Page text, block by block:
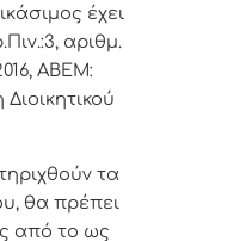
έχει
αριθμ.
ΑΒΕΜ:
τα
θα πρέπει
από το ως